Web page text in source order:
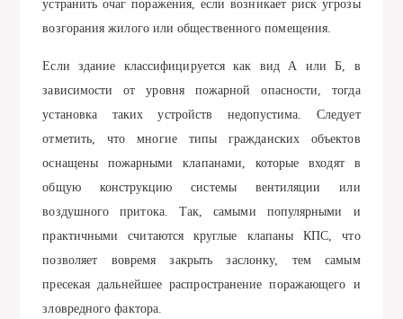
устранить очаг поражения, если возникает риск угрозы
возгорания жилого или общественного помещения.
Если здание классифицируется как вид А или Б, в
зависимости от уровня пожарной опасности, тогда
установка таких устройств недопустима. Следует
отметить, что многие типы гражданских объектов
оснащены пожарными клапанами, которые входят в
общую конструкцию системы вентиляции или
воздушного притока. Так, самыми популярными и
практичными считаются круглые клапаны КПС, что
позволяет вовремя закрыть заслонку, тем самым
пресекая дальнейшее распространение поражающего и
зловредного фактора.